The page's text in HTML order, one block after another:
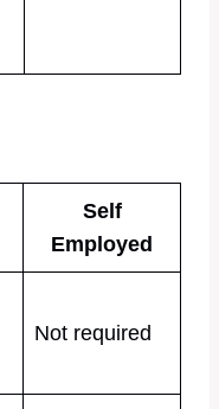
Self
Employed
Not required